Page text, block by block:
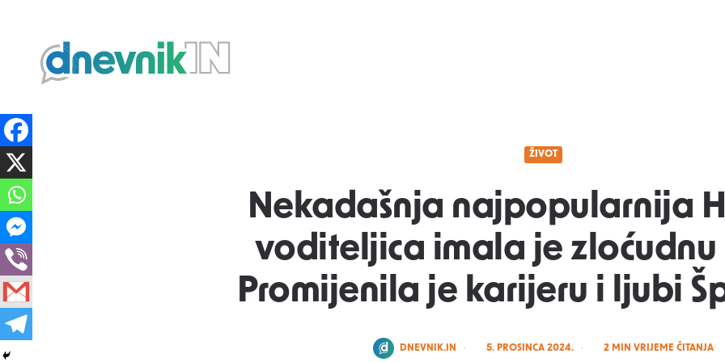
Dnevnik.in
ŽIVOT
Nekadašnja najpopularnija
voditeljica imala je zloćudnu
Promijenila je karijeru i ljubi
POSTED
DNEVNIK.IN 5. PROSINCA 2024. 2 MIN VRIJEME ČITANJA